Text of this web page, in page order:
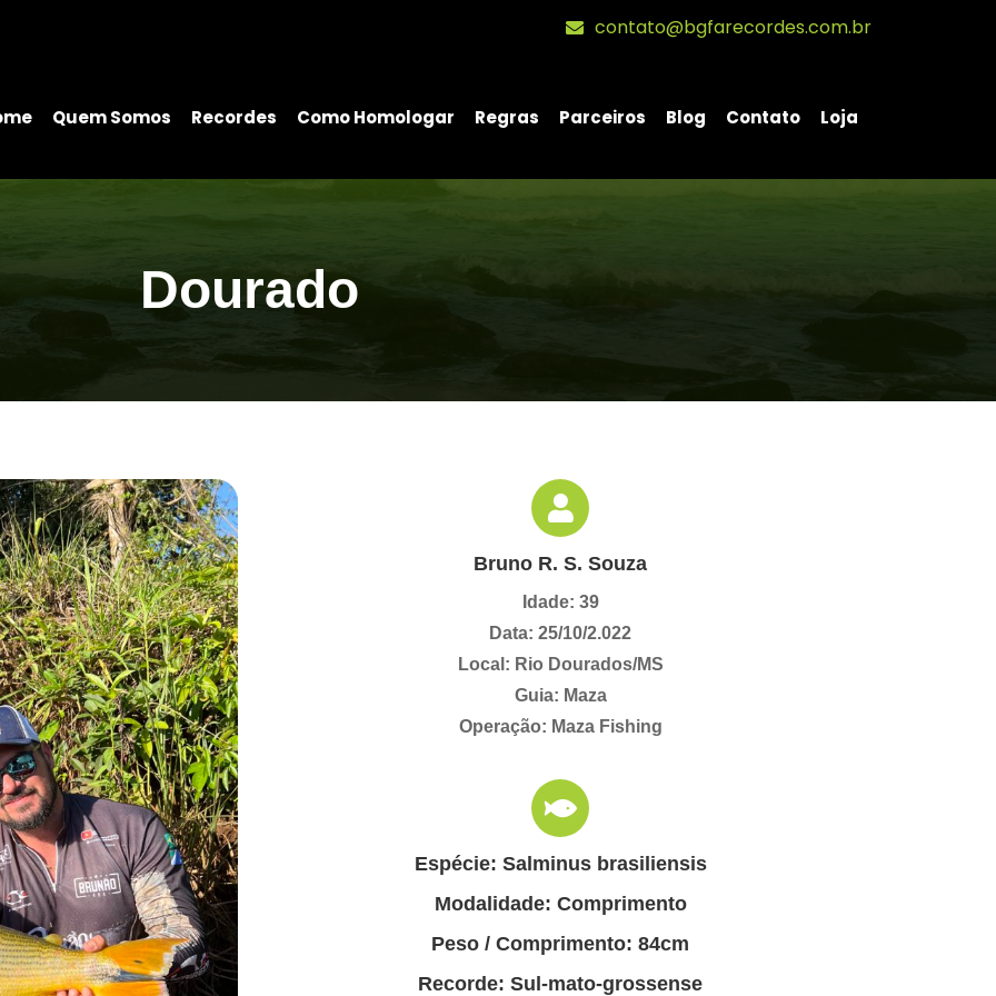
contato@bgfarecordes.com.br
Quem Somos Recordes Como Homologar Regras Parceiros Blog Contato Loja
Dourado
Bruno R. S. Souza
Idade: 39
Data: 25/10/2.022
Local: Rio Dourados/MS
Guia: Maza
Operação: Maza Fishing
Espécie: Salminus brasiliensis
Modalidade: Comprimento
Peso / Comprimento: 84cm
Recorde: Sul-mato-grossense